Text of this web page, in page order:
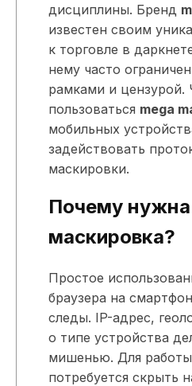
дисциплины. Бренд
известен своим
к торговле в
нему часто
рамками и цензурой.
пользоваться mega
мобильных
задействовать
маскировки.
Почему нужна
маскировка?
Простое
браузера на
следы. IP-адрес,
о типе устройства
мишенью. Для
потребуется скрыть